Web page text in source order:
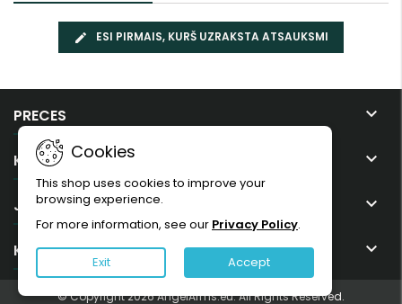
ESI PIRMAIS, KURŠ UZRAKSTA ATSAUKSMI
PRECES 
KOMPĀNIJA 
JŪSU KONTS 
KONTAKTI 
Cookies
This shop uses cookies to improve your
browsing experience.
For more information, see our Privacy Policy.
Exit Accept
© Copyright 2026 AngelArms.eu. All Rights Reserved.